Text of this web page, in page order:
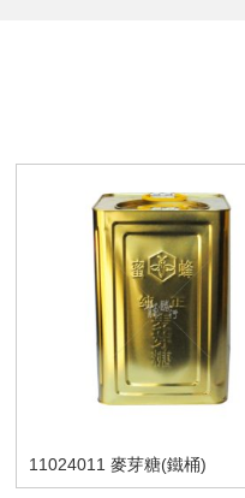
11024011 麥芽糖(鐵桶)